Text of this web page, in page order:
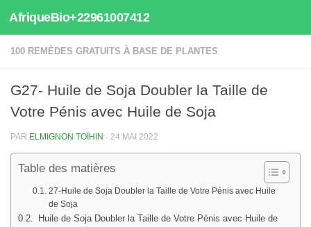
Au dessous du contenu
AfriqueBio+22961007412
100 REMÈDES GRATUITS À BASE DE PLANTES
G27- Huile de Soja Doubler la Taille de
Votre Pénis avec Huile de Soja
PAR ELMIGNON TOÏHIN · 24 MAI 2022
Table des matières
27-Huile de Soja Doubler la Taille de Votre Pénis avec Huile
de Soja
Huile de Soja Doubler la Taille de Votre Pénis avec Huile de